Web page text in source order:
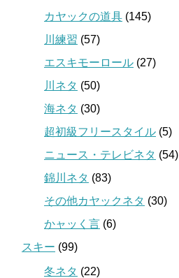
カヤックの道具 (145)
川練習 (57)
エスキモーロール (27)
川ネタ (50)
海ネタ (30)
超初級フリースタイル (5)
ニュース・テレビネタ (54)
錦川ネタ (83)
その他カヤックネタ (30)
かャッく言 (6)
スキー (99)
冬ネタ (22)